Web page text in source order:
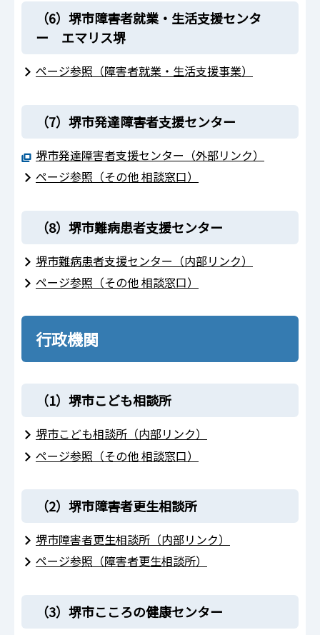
（6）堺市障害者就業・生活支援センタ
ー エマリス堺
ページ参照（障害者就業・生活支援事業）
（7）堺市発達障害者支援センター
堺市発達障害者支援センター（外部リンク）
ページ参照（その他 相談窓口）
（8）堺市難病患者支援センター
堺市難病患者支援センター（内部リンク）
ページ参照（その他 相談窓口）
行政機関
（1）堺市こども相談所
堺市こども相談所（内部リンク）
ページ参照（その他 相談窓口）
（2）堺市障害者更生相談所
堺市障害者更生相談所（内部リンク）
ページ参照（障害者更生相談所）
（3）堺市こころの健康センター